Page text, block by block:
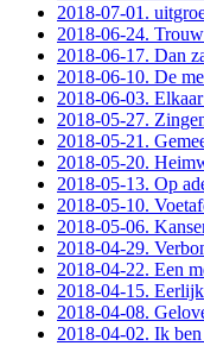
2018-07-01.
2018-06-24.
2018-06-17. Dan
2018-06-10. De
2018-06-03.
2018-05-27.
2018-05-21.
2018-05-20.
2018-05-13. Op
2018-05-10.
2018-05-06.
2018-04-29.
2018-04-22. Een
2018-04-15.
2018-04-08.
2018-04-02. Ik ben